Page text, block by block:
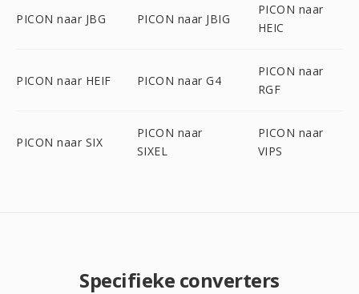
PICON naar JBG PICON naar JBIG
PICON naar
HEIC
PICON naar HEIF PICON naar G4
PICON naar
RGF
PICON naar SIX
PICON naar
SIXEL
PICON naar
VIPS
Specifieke converters